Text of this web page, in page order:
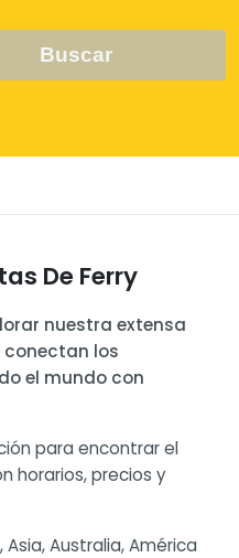
Buscar
De Ferry
nuestra extensa
conectan los
el mundo con
para encontrar el
horarios, precios y
Australia, América